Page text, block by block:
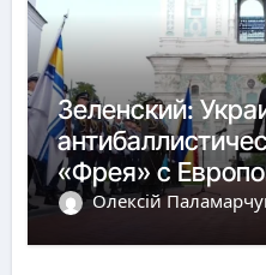
Зеленский:
«Фрея» с
Олексій